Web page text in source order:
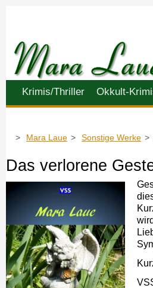
Navigation
überspringen
Krimis/Thriller Okkult-
Mara Laue Sonstige Werke
Das verlorene